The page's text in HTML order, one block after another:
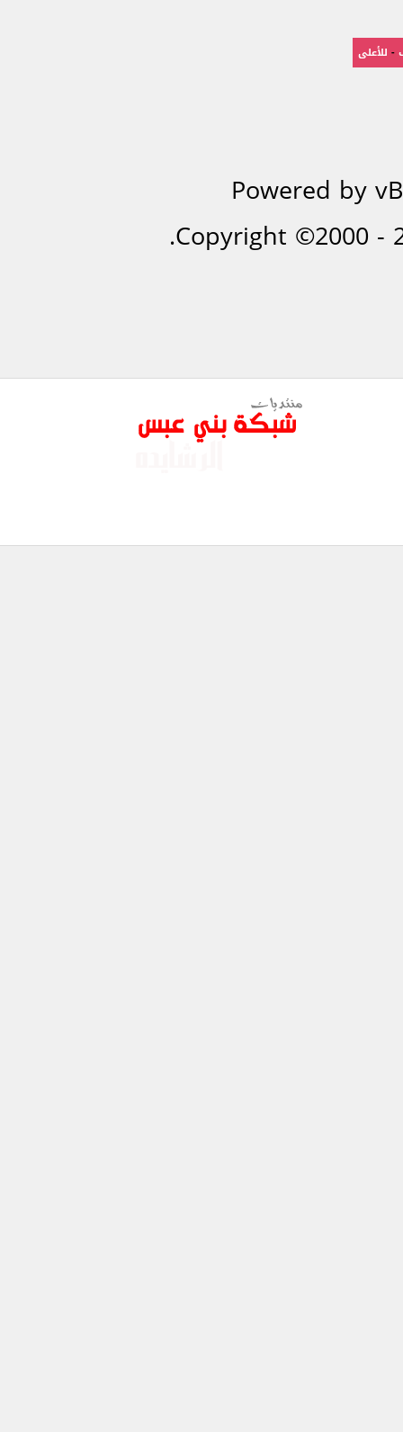
- للأعلى
Powered by
Copyright ©2000 -